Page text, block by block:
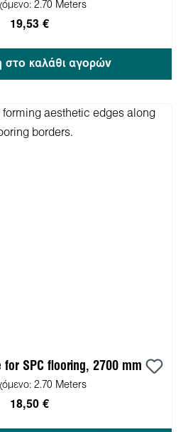
2.70 Meters
19,53 €
στο καλάθι αγορών
for SPC flooring, 2700 mm
2.70 Meters
18,50 €